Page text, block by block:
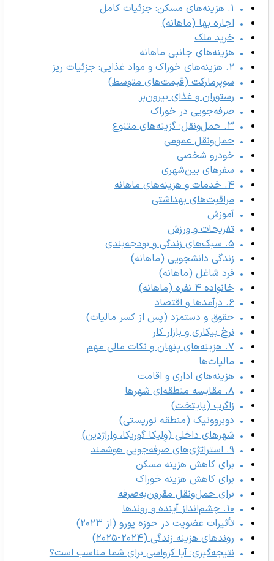
۱. هزینه‌های مسکن: جزئیات کامل
اجاره بها (ماهانه)
خرید ملک
هزینه‌های جانبی ماهانه
۲. هزینه‌های خوراک و مواد غذایی: جزئیات ریز
سوپرمارکت (قیمت‌های متوسط)
رستوران و غذای بیرون‌بر
صرفه‌جویی در خوراک
۳. حمل‌ونقل: گزینه‌های متنوع
حمل‌ونقل عمومی
خودرو شخصی
سفرهای بین‌شهری
۴. خدمات و هزینه‌های ماهانه
مراقبت‌های بهداشتی
آموزش
تفریحات و ورزش
۵. سبک‌های زندگی و بودجه‌بندی
زندگی دانشجویی (ماهانه)
فرد شاغل (ماهانه)
خانواده ۴ نفره (ماهانه)
۶. درآمدها و اقتصاد
حقوق و دستمزد (پس از کسر مالیات)
نرخ بیکاری و بازار کار
۷. هزینه‌های پنهان و نکات مالی مهم
مالیات‌ها
هزینه‌های اداری و اقامت
۸. مقایسه منطقه‌ای شهرها
زاگرب (پایتخت)
دوبروونیک (منطقه توریستی)
شهرهای داخلی (وِلیکا گوریکا، واراژدین)
۹. استراتژی‌های صرفه‌جویی هوشمند
برای کاهش هزینه مسکن
برای کاهش هزینه خوراک
برای حمل‌ونقل مقرون‌به‌صرفه
۱۰. چشم‌انداز آینده و روندها
تأثیرات عضویت در حوزه یورو (از ۲۰۲۳)
روندهای هزینه زندگی (۲۰۲۴-۲۰۲۵)
نتیجه‌گیری: آیا کرواسی برای شما مناسب است؟